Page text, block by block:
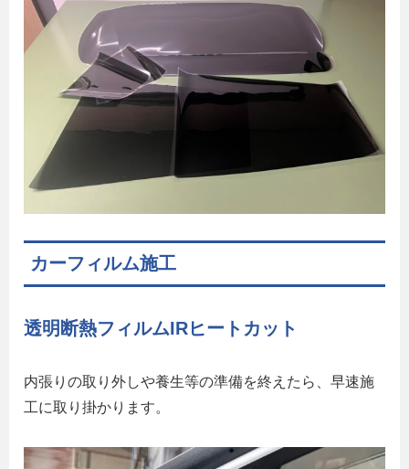
カーフィルム施工
透明断熱フィルムIRヒートカット
内張りの取り外しや養生等の準備を終えたら、早速施
工に取り掛かります。